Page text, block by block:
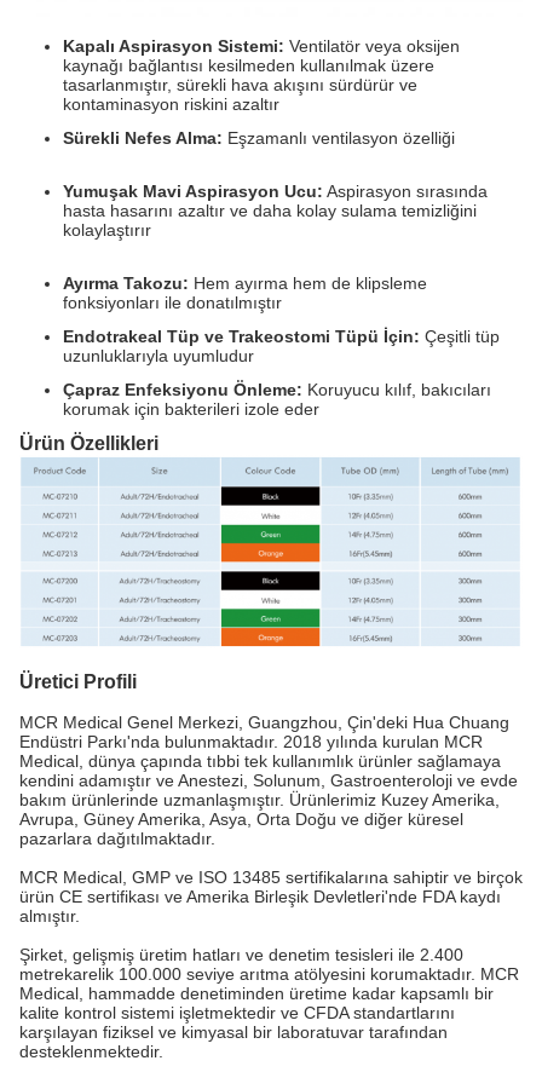
Kapalı Aspirasyon Sistemi: Ventilatör veya oksijen
kaynağı bağlantısı kesilmeden kullanılmak üzere
tasarlanmıştır, sürekli hava akışını sürdürür ve
kontaminasyon riskini azaltır
Sürekli Nefes Alma: Eşzamanlı ventilasyon özelliği
Yumuşak Mavi Aspirasyon Ucu: Aspirasyon sırasında
hasta hasarını azaltır ve daha kolay sulama temizliğini
kolaylaştırır
Ayırma Takozu: Hem ayırma hem de klipsleme
fonksiyonları ile donatılmıştır
Endotrakeal Tüp ve Trakeostomi Tüpü İçin: Çeşitli tüp
uzunluklarıyla uyumludur
Çapraz Enfeksiyonu Önleme: Koruyucu kılıf, bakıcıları
korumak için bakterileri izole eder
Ürün Özellikleri
Üretici Profili
MCR Medical Genel Merkezi, Guangzhou, Çin'deki Hua Chuang
Endüstri Parkı'nda bulunmaktadır. 2018 yılında kurulan MCR
Medical, dünya çapında tıbbi tek kullanımlık ürünler sağlamaya
kendini adamıştır ve Anestezi, Solunum, Gastroenteroloji ve evde
bakım ürünlerinde uzmanlaşmıştır. Ürünlerimiz Kuzey Amerika,
Avrupa, Güney Amerika, Asya, Orta Doğu ve diğer küresel
pazarlara dağıtılmaktadır.
MCR Medical, GMP ve ISO 13485 sertifikalarına sahiptir ve birçok
ürün CE sertifikası ve Amerika Birleşik Devletleri'nde FDA kaydı
almıştır.
Şirket, gelişmiş üretim hatları ve denetim tesisleri ile 2.400
metrekarelik 100.000 seviye arıtma atölyesini korumaktadır. MCR
Medical, hammadde denetiminden üretime kadar kapsamlı bir
kalite kontrol sistemi işletmektedir ve CFDA standartlarını
karşılayan fiziksel ve kimyasal bir laboratuvar tarafından
desteklenmektedir.